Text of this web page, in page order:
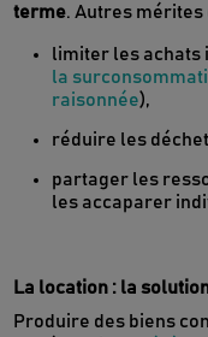
terme. Autres mérites
limiter les achats
la
raisonnée),
réduire les
partager les
les accaparer
La location : la
Produire des biens